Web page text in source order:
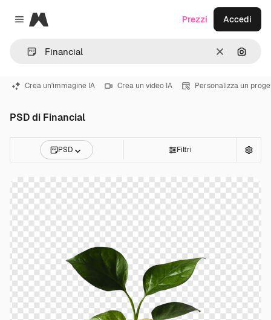
Close menu
Magnific
CancellaCerca
Prezzi Accedi
Crea un'immagine IA Crea un video IA Personalizza un
PSD di Financial
PSD Filtri